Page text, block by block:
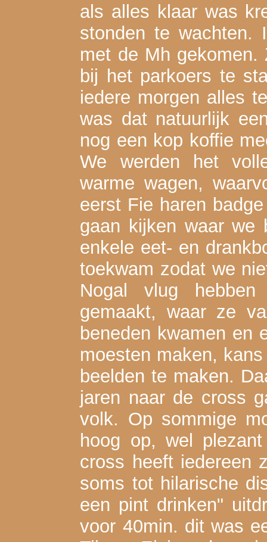
als alles klaar was
stonden te
met de Mh gekomen.
bij het parkoers te
iedere morgen alles
was dat natuurlijk
nog een kop koffie
We werden het
warme wagen,
eerst Fie haren
gaan kijken waar we
enkele eet- en
toekwam zodat we
Nogal vlug
gemaakt, waar ze
beneden kwamen en
moesten maken,
beelden te maken.
jaren naar de cross
volk. Op sommige
hoog op, wel
cross heeft iedereen
soms tot hilarische
een pint drinken"
voor 40min. dit was